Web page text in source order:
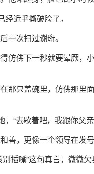
经近乎撕破脸了。
一次扫过谢珩。
仿佛下一秒就要晕厥，
那只盖碗里，仿佛那里
，“去歇着吧，我跟你父
善，更像一个领导在发号
插嘴”这句真言，微微